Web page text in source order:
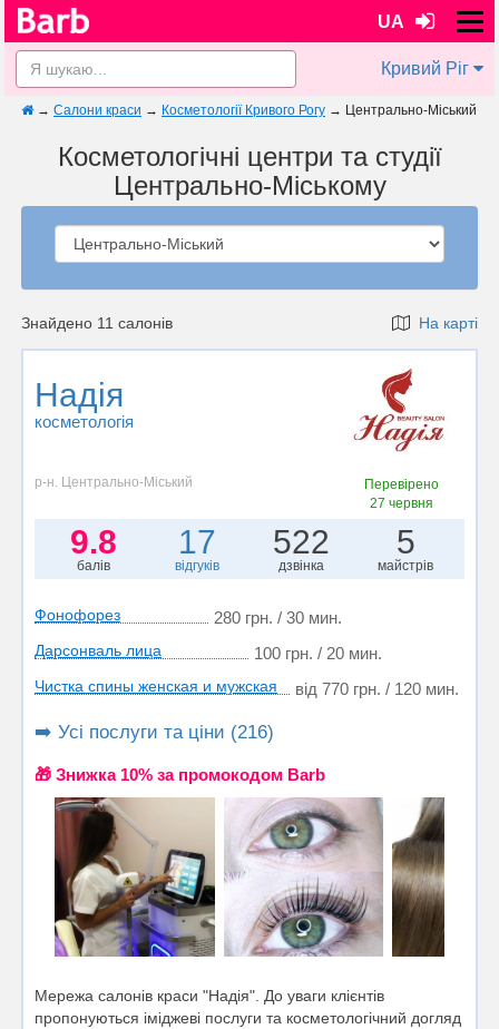
UA
Кривий Ріг
→ Салони краси → Косметології Кривого Рогу → Центрально-Міський
Косметологічні центри та студії
Центрально-Міському
Знайдено 11 салонів На карті
Надія
косметологія
р-н. Центрально-Міський
Перевірено
27 червня
9.8
балів
17
відгуків
522
дзвінка
5
майстрів
Фонофорез 280 грн. / 30 мин.
Дарсонваль лица 100 грн. / 20 мин.
Чистка спины женская и мужская від 770 грн. / 120 мин.
➡️ Усі послуги та ціни (216)
🎁 Знижка 10% за промокодом Barb
Мережа салонів краси "Надія". До уваги клієнтів
пропонуються іміджеві послуги та косметологічний догляд